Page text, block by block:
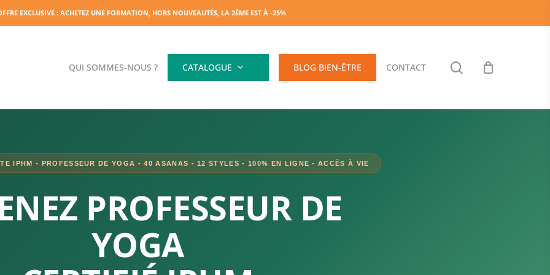
EXCLUSIVE : ACHETEZ UNE FORMATION, HORS NOUVEAUTÉS, LA 2ÈME EST À -25%
QUI SOMMES-NOUS ? CATALOGUE BLOG BIEN-ÊTRE CONTACT search
IPHM - PROFESSEUR DE YOGA - 40 ASANAS - 12 STYLES - 100% EN LIGNE - ACCÈS À VIE
PROFESSEUR DE
YOGA